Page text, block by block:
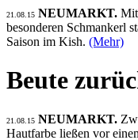
21.08.15 NEUMARKT. Mit
besonderen Schmankerl
Saison im Kish. (Mehr)
Beute
21.08.15 NEUMARKT.
Hautfarbe ließen vor